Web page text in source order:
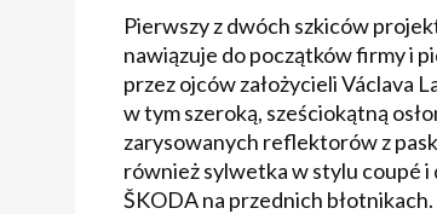
Pierwszy z dwóch szkiców
nawiązuje do początków firmy i
przez ojców założycieli Václava
w tym szeroką, sześciokątną
zarysowanych reflektorów z
również sylwetka w stylu coupé i
ŠKODA na przednich błotnikach.